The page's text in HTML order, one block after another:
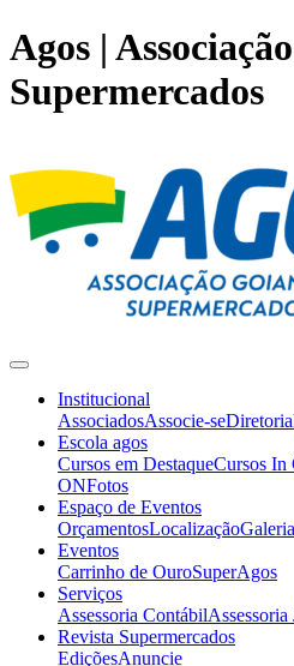
Agos |
Supermercados
Institucional
AssociadosAssocie-seDiretoria
Escola agos
Cursos em DestaqueCursos In
ONFotos
Espaço de Eventos
OrçamentosLocalização
Eventos
Carrinho de OuroSuperAgos
Serviços
Assessoria ContábilAssessoria
Revista Supermercados
EdiçõesAnuncie